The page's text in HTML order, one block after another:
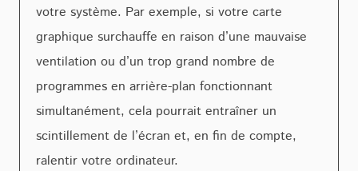
votre système. Par exemple, si votre carte
graphique surchauffe en raison d’une mauvaise
ventilation ou d’un trop grand nombre de
programmes en arrière-plan fonctionnant
simultanément, cela pourrait entraîner un
scintillement de l’écran et, en fin de compte,
ralentir votre ordinateur.